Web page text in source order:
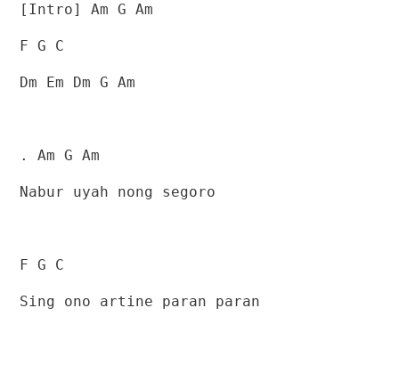
[Intro] Am G Am
F G C
Dm Em Dm G Am
. Am G Am
Nabur uyah nong segoro
F G C
Sing ono artine paran paran